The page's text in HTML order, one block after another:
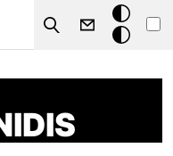
Search
Tumma
tila